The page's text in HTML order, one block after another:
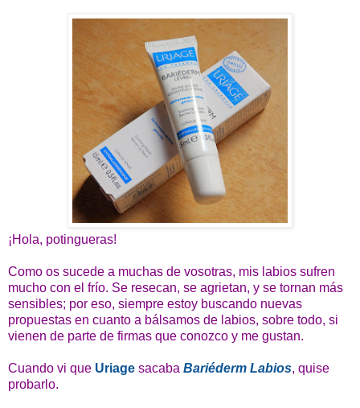
¡Hola, potingueras!
Como os sucede a muchas de vosotras, mis labios sufren
mucho con el frío. Se resecan, se agrietan, y se tornan más
sensibles; por eso, siempre estoy buscando nuevas
propuestas en cuanto a bálsamos de labios, sobre todo, si
vienen de parte de firmas que conozco y me gustan.
Cuando vi que Uriage sacaba Bariéderm Labios, quise
probarlo.